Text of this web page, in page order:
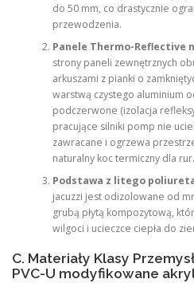
do 50 mm, co drastycznie
przewodzenia.
Panele Thermo-Reflective
strony paneli zewnętrznych
arkuszami z pianki o
warstwą czystego aluminium
podczerwone (izolacja
pracujące silniki pomp nie
zawracane i ogrzewa
naturalny koc termiczny dla rur.
Podstawa z litego
jacuzzi jest odizolowane od
grubą płytą kompozytową,
wilgoci i ucieczce ciepła do
C. Materiały Klasy
PVC-U modyfikowane